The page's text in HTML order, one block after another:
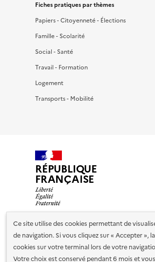
Ce site utilise des cookies permettant de
de navigation. Si vous cliquez sur « Accepter »,
cookies sur votre terminal lors de votre
Votre choix est conservé pendant 6 mois et
Fiches pratiques par thèmes
Papiers - Citoyenneté - Élections
Famille - Scolarité
Social - Santé
Travail - Formation
Logement
Transports - Mobilité
RÉPUBLIQUE
FRANÇAISE
Nos partenaires